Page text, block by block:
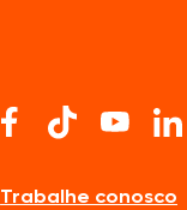
Trabalhe conosco